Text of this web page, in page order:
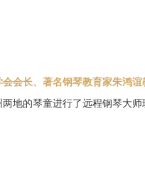
会长、著名钢琴教育家朱鸿谊
地的琴童进行了远程钢琴大师